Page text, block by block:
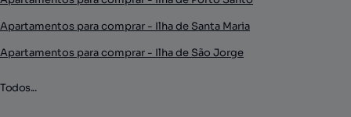
Apartamentos para comprar - Ilha de Santa Maria
Apartamentos para comprar - Ilha de São Jorge
Todos...